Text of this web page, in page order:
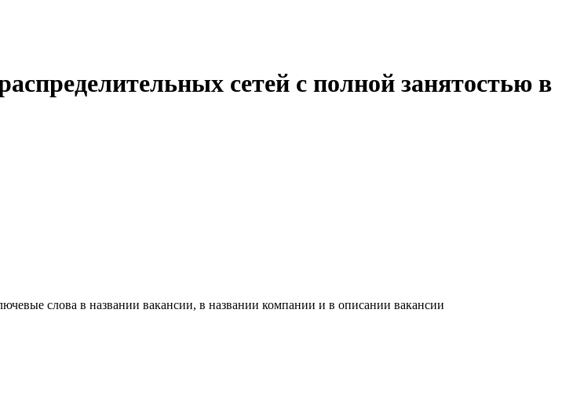
сетей с полной занятостью в
слова в названии вакансии, в названии компании и в описании вакансии